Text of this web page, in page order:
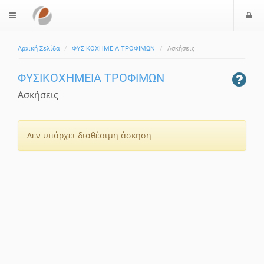
$langMenu
Αρχική Σελίδα ΦΥΣΙΚΟΧΗΜΕΙΑ ΤΡΟΦΙΜΩΝ Ασκήσεις
ΦΥΣΙΚΟΧΗΜΕΙΑ ΤΡΟΦΙΜΩΝ
Ασκήσεις
Δεν υπάρχει διαθέσιμη άσκηση